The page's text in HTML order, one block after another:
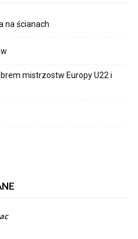
na ścianach
mistrzostw Europy U22 i